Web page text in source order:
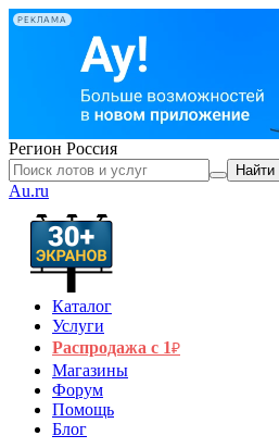
РЕКЛАМА
Регион Россия
Найти
Au.ru
Каталог
Услуги
Распродажа с 1₽
Магазины
Форум
Помощь
Блог